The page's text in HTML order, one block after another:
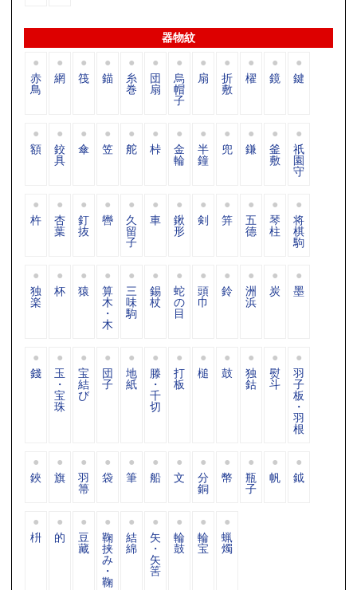
器物紋
赤
鳥
網 筏 錨 糸
巻
団
扇
烏
帽
子
扇 折
敷
櫂 鏡 鍵
額 鉸
具
傘 笠 舵 桛 金
輪
半
鐘
兜 鎌 釜
敷
祇
園
守
杵 杏
葉
釘
抜
轡 久
留
子
車 鍬
形
剣 笄 五
德
琴
柱
将
棋
駒
独
楽
杯 猿 算
木
・
木
三
味
駒
錫
杖
蛇
の
目
頭
巾
鈴 洲
浜
炭 墨
錢 玉
・
宝
珠
宝
結
び
団
子
地
紙
滕
・
千
切
打
板
槌 鼓 独
鈷
熨
斗
羽
子
板
・
羽
根
鋏 旗 羽
箒
袋 筆 船 文 分
銅
幣 瓶
子
帆 鉞
枡 的 豆
藏
鞠
挟
み
・
鞠
結
綿
矢
・
矢
筈
輪
鼓
輪
宝
蝋
燭